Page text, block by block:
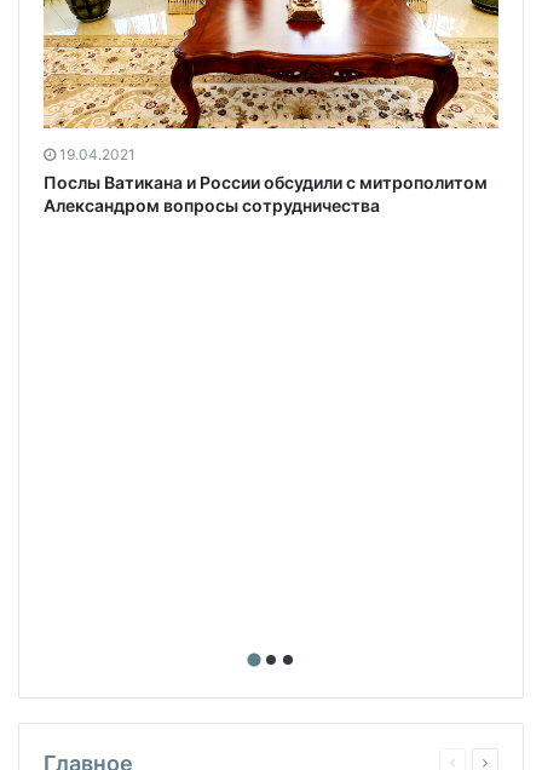
19.04.2021
Послы Ватикана и России обсудили с митрополитом
Александром вопросы сотрудничества
Главное